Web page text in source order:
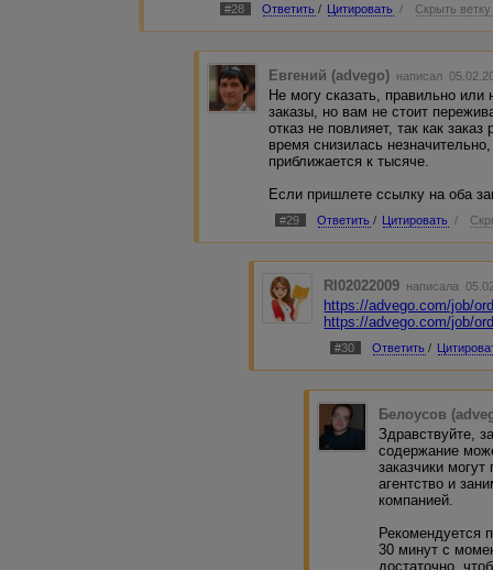
#28 Ответить / Цитировать / Скрыть ветку
Евгений (advego) написал
Не могу сказать, правильно или
заказы, но вам не стоит
отказ не повлияет, так как
время снизилась
приближается к тысяче.
Если пришлете ссылку на оба
#29 Ответить / Цитировать /
RI02022009 написала
https://advego.com/job/
https://advego.com/job/
#30 Ответить /
Белоусов
Здравствуйте,
содержание
заказчики
агентство и
компанией.
Рекомендуется
30 минут с
достаточно,